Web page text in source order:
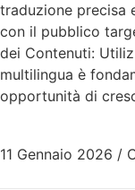
traduzione precisa
con il pubblico
dei Contenuti:
multilingua è
opportunità di
11 Gennaio 2026 /